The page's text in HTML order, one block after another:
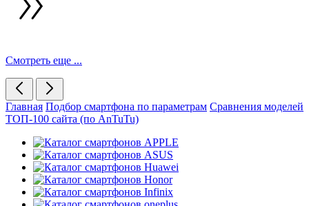
Смотреть еще ...
Главная Подбор смартфона по параметрам Сравнения моделей
ТОП-100 сайта (по AnTuTu)